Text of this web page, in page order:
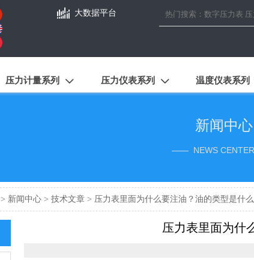
 大数据平台
压力计量系列  压力仪表系列  温度仪表系列
新闻中心
—— NEWS
> 新闻中心 >技术文章 > 压力表里面为什么要注油？油的类型是什么
压力表里面为什